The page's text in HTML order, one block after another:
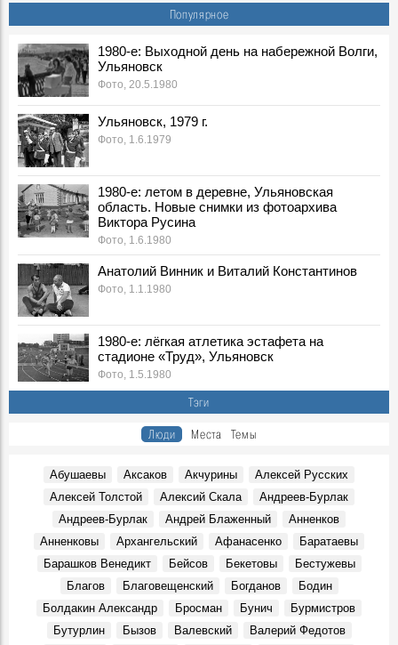
Георгий Иванович Марчук ответил на вопросы
корреспондента «Ульяновской правды»
***
События, 6 Августа 1990
6 августа 1991 г.
События, 6 Августа 1991
Зюганов не в восторге от Ульяновского обкома
События, 6 Августа 1996
Борис Николаевич Ельцин, в 1996 г. Президент РФ:
Воспоминания, 6 Августа 1996
Группа "Чайф" в Речном порту Ульяновска, 2000 г.
Фото, 6 Августа 2000
Встреча в Ульяновске А. Лезина с Олимпиады, 1996 г.
Фото, 6 Августа 1996
Тутта Ларсен в Ульяновске: «Мое имя – это название
моей профессии»
События, 6 Августа 2023
Екатерина Гусева в Ульяновске: «Ольга из «Бригады»
Герои, 6 Августа 2023
В ульяновском музее покажут старинные рукописные
События, 6 Августа 2024
У ансамбля «Волга» новый художественный
руководитель
На открытие сезона в Ульяновском театре драмы
театралов ждёт «Кара…»
События, 6 Августа 2025
Джанни Родари: «…Полную Волгу счастья!»
События, 2 Августа 1969
Популярное
1980-е: Выходной день на набережной Волги,
Ульяновск
Фото, 20.5.1980
Ульяновск, 1979 г.
Фото, 1.6.1979
1980-е: летом в деревне, Ульяновская
область. Новые снимки из фотоархива
Виктора Русина
Фото, 1.6.1980
Анатолий Винник и Виталий Константинов
Фото, 1.1.1980
1980-е: лёгкая атлетика эстафета на
стадионе «Труд», Ульяновск
Фото, 1.5.1980
Тэги
Люди Места Темы
Абушаевы Аксаков Акчурины
Алексей Русских
Алексей Толстой
Алексий Скала
Андреев-Бурлак
Андреев-Бурлак
Андрей Блаженный
Анненков
Анненковы
Архангельский Афанасенко
Баратаевы
Барашков Венедикт
Бейсов Бекетовы
Бестужевы
Благов
Благовещенский Богданов
Бодин
Болдакин Александр
Бросман Бунич
Бурмистров
Бутурлин
Бызов Валевский
Валерий Федотов